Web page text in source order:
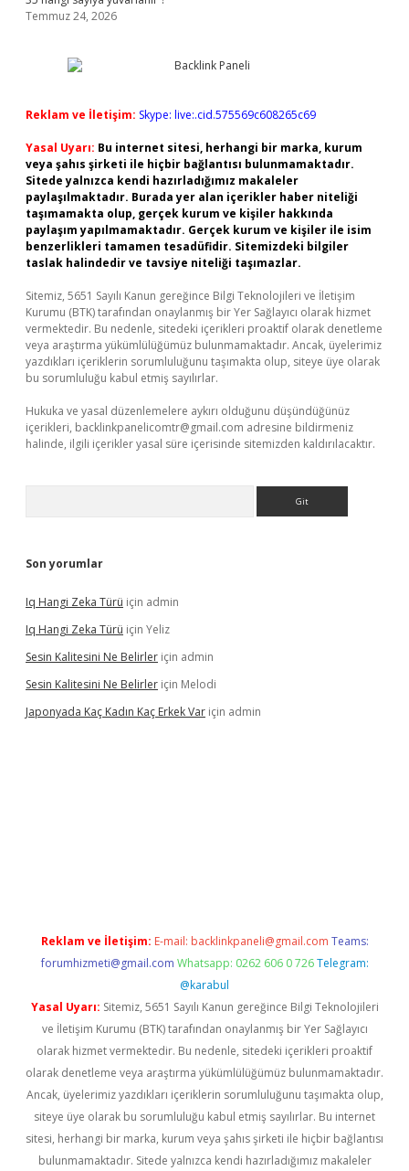
Temmuz 24, 2026
Reklam ve İletişim: Skype: live:.cid.575569c608265c69
Yasal Uyarı: Bu internet sitesi, herhangi bir marka, kurum
veya şahıs şirketi ile hiçbir bağlantısı bulunmamaktadır.
Sitede yalnızca kendi hazırladığımız makaleler
paylaşılmaktadır. Burada yer alan içerikler haber niteliği
taşımamakta olup, gerçek kurum ve kişiler hakkında
paylaşım yapılmamaktadır. Gerçek kurum ve kişiler ile isim
benzerlikleri tamamen tesadüfidir. Sitemizdeki bilgiler
taslak halindedir ve tavsiye niteliği taşımazlar.
Sitemiz, 5651 Sayılı Kanun gereğince Bilgi Teknolojileri ve İletişim
Kurumu (BTK) tarafından onaylanmış bir Yer Sağlayıcı olarak hizmet
vermektedir. Bu nedenle, sitedeki içerikleri proaktif olarak denetleme
veya araştırma yükümlülüğümüz bulunmamaktadır. Ancak, üyelerimiz
yazdıkları içeriklerin sorumluluğunu taşımakta olup, siteye üye olarak
bu sorumluluğu kabul etmiş sayılırlar.
Hukuka ve yasal düzenlemelere aykırı olduğunu düşündüğünüz
içerikleri, backlinkpanelicomtr@gmail.com adresine bildirmeniz
halinde, ilgili içerikler yasal süre içerisinde sitemizden kaldırılacaktır.
Son yorumlar
Iq Hangi Zeka Türü için admin
Iq Hangi Zeka Türü için Yeliz
Sesin Kalitesini Ne Belirler için admin
Sesin Kalitesini Ne Belirler için Melodi
Japonyada Kaç Kadın Kaç Erkek Var için admin
Reklam ve İletişim: E-mail: backlinkpaneli@gmail.com Teams:
forumhizmeti@gmail.com Whatsapp: 0262 606 0 726 Telegram:
@karabul
Yasal Uyarı: Sitemiz, 5651 Sayılı Kanun gereğince Bilgi Teknolojileri
ve İletişim Kurumu (BTK) tarafından onaylanmış bir Yer Sağlayıcı
olarak hizmet vermektedir. Bu nedenle, sitedeki içerikleri proaktif
olarak denetleme veya araştırma yükümlülüğümüz bulunmamaktadır.
Ancak, üyelerimiz yazdıkları içeriklerin sorumluluğunu taşımakta olup,
siteye üye olarak bu sorumluluğu kabul etmiş sayılırlar. Bu internet
sitesi, herhangi bir marka, kurum veya şahıs şirketi ile hiçbir bağlantısı
bulunmamaktadır. Sitede yalnızca kendi hazırladığımız makaleler